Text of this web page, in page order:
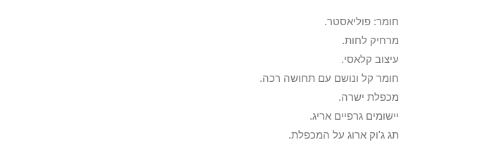
חומר: פוליאסטר.
מרחיק לחות.
עיצוב קלאסי.
חומר קל ונושם עם תחושה רכה.
מכפלת ישרה.
יישומים גרפיים אריג.
תג ג'וק ארוג על המכפלת.